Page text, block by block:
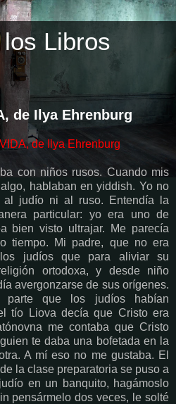
Libros
de Ilya Ehrenburg
de Ilya Ehrenburg
con niños rusos. Cuando mis
hablaban en yiddish. Yo no
judío ni al ruso. Entendía la
particular: yo era uno de
bien visto ultrajar. Me parecía
tiempo. Mi padre, que no era
judíos que para aliviar su
ortodoxa, y desde niño
avergonzarse de sus orígenes.
que los judíos habían
tío Liova decía que Cristo era
me contaba que Cristo
te daba una bofetada en la
A mí eso no me gustaba. El
la clase preparatoria se puso a
en un banquito, hagámoslo
pensármelo dos veces, le solté